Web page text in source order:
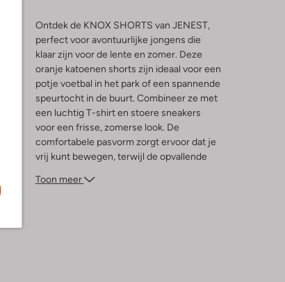
Ontdek de KNOX SHORTS van JENEST,
perfect voor avontuurlijke jongens die
klaar zijn voor de lente en zomer. Deze
oranje katoenen shorts zijn ideaal voor een
potje voetbal in het park of een spannende
speurtocht in de buurt. Combineer ze met
een luchtig T-shirt en stoere sneakers
voor een frisse, zomerse look. De
comfortabele pasvorm zorgt ervoor dat je
vrij kunt bewegen, terwijl de opvallende
geeft. Of je nu de wereld gaat ontdekken
Toon meer